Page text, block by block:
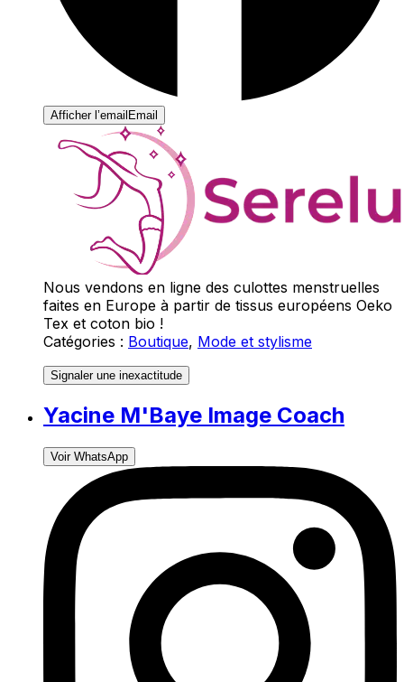
Afficher l’emailEmail
Nous vendons en ligne des culottes menstruelles
faites en Europe à partir de tissus européens Oeko
Tex et coton bio !
Catégories : Boutique, Mode et stylisme
Signaler une inexactitude
Yacine M'Baye Image Coach
Voir WhatsApp